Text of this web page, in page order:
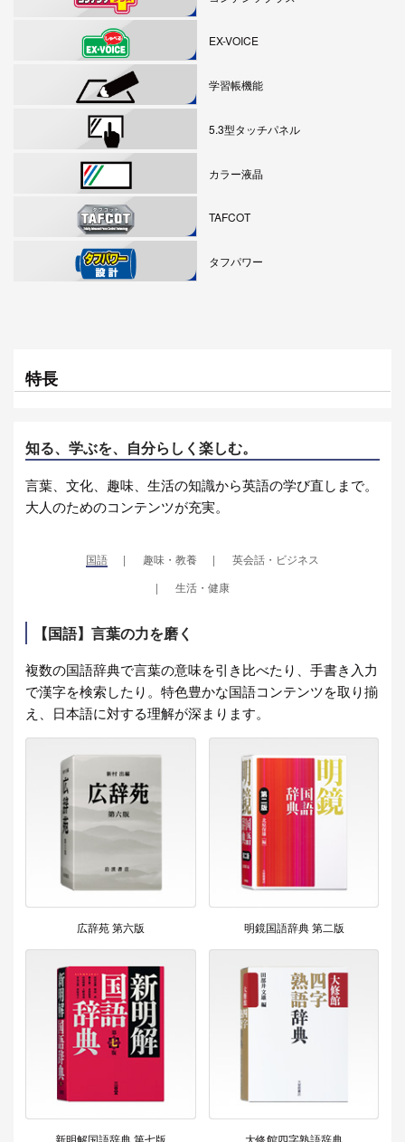
EX-VOICE
学習帳機能
5.3型タッチパネル
カラー液晶
TAFCOT
タフパワー
特長
知る、学ぶを、自分らしく楽しむ。
言葉、文化、趣味、生活の知識から英語の学び直しまで。
大人のためのコンテンツが充実。
国語 趣味・教養
英会話・ビジネス
生活・健康
【国語】言葉の力を磨く
複数の国語辞典で言葉の意味を引き比べたり、手書き入力
で漢字を検索したり。特色豊かな国語コンテンツを取り揃
え、日本語に対する理解が深まります。
広辞苑 第六版 明鏡国語辞典 第二版